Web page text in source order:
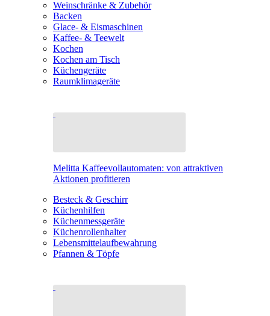
Weinschränke & Zubehör
Backen
Glace- & Eismaschinen
Kaffee- & Teewelt
Kochen
Kochen am Tisch
Küchengeräte
Raumklimageräte
Melitta Kaffeevollautomaten: von attraktiven
Aktionen profitieren
Besteck & Geschirr
Küchenhilfen
Küchenmessgeräte
Küchenrollenhalter
Lebensmittelaufbewahrung
Pfannen & Töpfe